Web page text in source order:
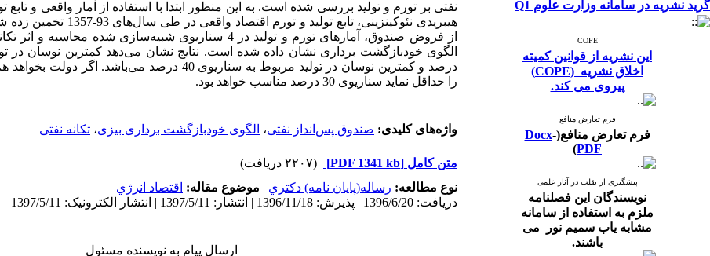
گرید نشریه در سامانه وزارت علوم Q1
COPE
این نشریه از قوانین کمیته
اخلاق نشریه (COPE)
پیروی می کند.
فرم تعارض منافع
فرم تعارض منافع( Docx-
PDF
)
پیشگیری از تقلب در آثار علمی
نویسندگان این فصلنامه
ملزم به استفاده از سامانه
مشابه یاب سمیم نور می
باشند.
نفتی بر تورم و تولید بررسی شده است. به این منظور ابتدا با استفاده از آمار واقعی و
هیبریدی نئوکینزینی، تابع تولید
از فروض صندوق، آمارهای تورم و تولید در 4 سناریوی شبیه‌سازی شده
درصد و کمترین نوسان در تولید مربوط به سناریوی 40 درصد
را حداقل نماید سناریوی 30 درصد مناسب خواهد بود.
واژه‌های کلیدی: صندوق پس‌انداز نفتی، الگوی خودبازگشت برداری بیزی، تکانه نفتی
متن کامل [PDF 1341 kb]
(۲۲۰۷ دریافت)
نوع مطالعه: رساله(پايان نامه) دكتري | موضوع مقاله: اقتصاد انرژي
دریافت: 1396/6/20 | پذیرش: 1396/11/18 | انتشار: 1397/5/11 | انتشار الکترونیک: 1397/5/11
ارسال پیام به نویسنده مسئول